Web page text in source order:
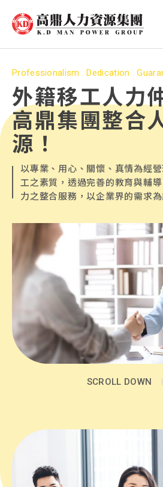
Professionalism . Dedication .
外籍移工人力
高鼎集團整合
源！
以專業、用心、關懷、真情為經
工之素質，透過完善的教育與輔
力之整合服務，以企業界的需求
SCROLL DOWN